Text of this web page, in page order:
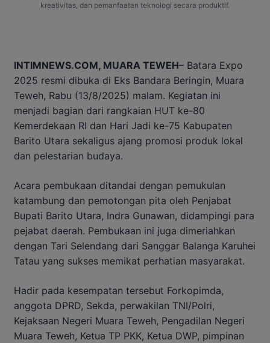
kreativitas, dan pemanfaatan teknologi secara produktif.
INTIMNEWS.COM, MUARA TEWEH– Batara Expo
2025 resmi dibuka di Eks Bandara Beringin, Muara
Teweh, Rabu (13/8/2025) malam. Kegiatan ini
menjadi bagian dari rangkaian HUT ke-80
Kemerdekaan RI dan Hari Jadi ke-75 Kabupaten
Barito Utara sekaligus ajang promosi produk lokal
dan pelestarian budaya.
Acara pembukaan ditandai dengan pemukulan
katambung dan pemotongan pita oleh Penjabat
Bupati Barito Utara, Indra Gunawan, didampingi para
pejabat daerah. Pembukaan ini juga dimeriahkan
dengan Tari Selendang dari Sanggar Balanga Karuhei
Tatau yang sukses memikat perhatian masyarakat.
Hadir pada kesempatan tersebut Forkopimda,
anggota DPRD, Sekda, perwakilan TNI/Polri,
Kejaksaan Negeri Muara Teweh, Pengadilan Negeri
Muara Teweh, Ketua TP PKK, Ketua DWP, pimpinan